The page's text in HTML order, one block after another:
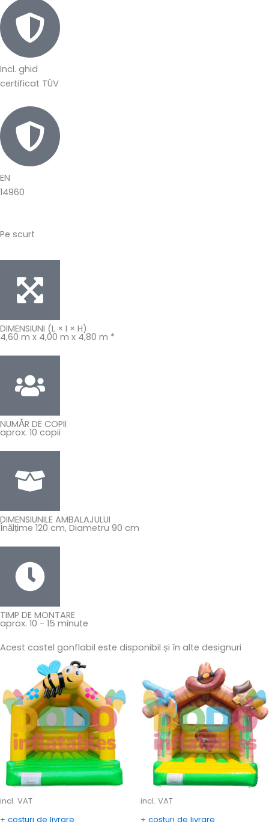
Incl. ghid
certificat TÜV
EN
14960
Pe scurt
DIMENSIUNI (L × I × H)
4,60 m x 4,00 m x 4,80 m *
NUMĂR DE COPII
aprox. 10 copii
DIMENSIUNILE AMBALAJULUI
Înălțime 120 cm, Diametru 90 cm
TIMP DE MONTARE
aprox. 10 - 15 minute
Acest castel gonflabil este disponibil și în alte designuri
incl. VAT
+ costuri de livrare
incl. VAT
+ costuri de livrare